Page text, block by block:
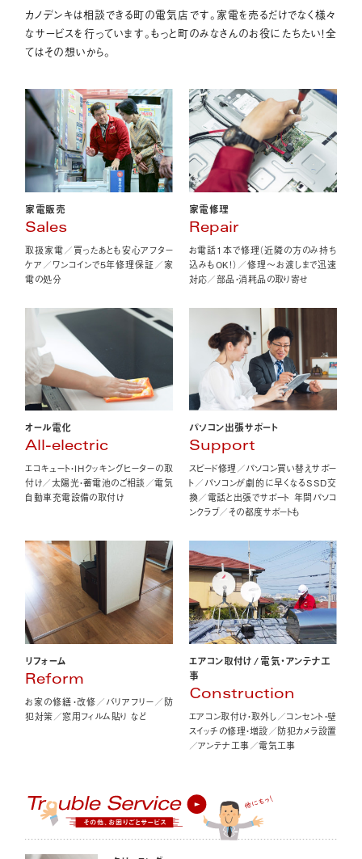
カノデンキは相談できる町の電気店です。家電を売るだけでなく様々
なサービスを行っています。もっと町のみなさんのお役にたちたい！全
てはその想いから。
家電販売
Sales
取扱家電／買ったあとも安心アフター
ケア／ワンコインで5年修理保証／家
電の処分
家電修理
Repair
お電話1本で修理（近隣の方のみ持ち
込みもOK！）／修理〜お渡しまで迅速
対応／部品・消耗品の取り寄せ
オール電化
All-electric
エコキュート・IHクッキングヒーターの取
付け／太陽光・蓄電池のご相談／電気
自動車充電設備の取付け
パソコン出張サポート
Support
スピード修理／パソコン買い替えサポー
ト／パソコンが劇的に早くなるSSD交
換／電話と出張でサポート 年間パソコ
ンクラブ／その都度サポートも
リフォーム
Reform
お家の修繕・改修／バリアフリー／防
犯対策／窓用フィルム貼り など
エアコン取付け/電気・アンテナ工
事
Construction
エアコン取付け・取外し／コンセント・壁
スイッチの修理・増設／防犯カメラ設置
／アンテナ工事／電気工事